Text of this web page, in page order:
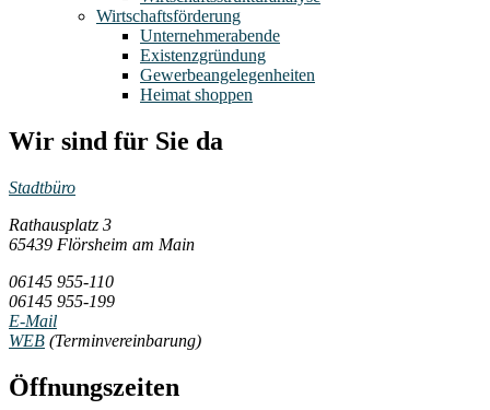
Wirtschaftsförderung
Unternehmerabende
Existenzgründung
Gewerbeangelegenheiten
Heimat shoppen
Wir sind für Sie da
Stadtbüro
Rathausplatz 3
65439 Flörsheim am Main
06145 955-110
06145 955-199
E-Mail
WEB (Terminvereinbarung)
Öffnungszeiten